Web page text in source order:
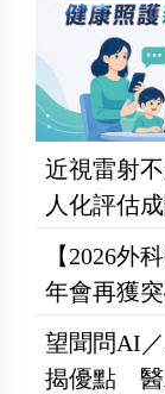
近視雷射
人化評估
【2026外
年會再獲
望聞問AI
揭優點 醫